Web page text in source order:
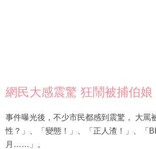
網民大感震驚 狂鬧被捕伯娘
事件曝光後，不少市民都感到震驚， 大罵
性？」、「變態！」、「正人渣！」、「
月……」。